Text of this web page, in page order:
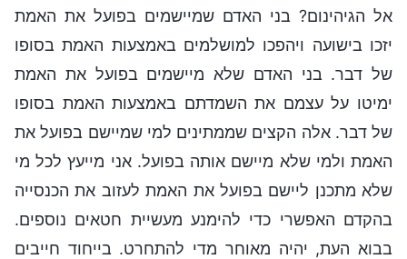
אל הגיהינום? בני האדם שמיישמים בפועל את האמת
יזכו בישועה ויהפכו למושלמים באמצעות האמת בסופו
של דבר. בני האדם שלא מיישמים בפועל את האמת
ימיטו על עצמם את השמדתם באמצעות האמת בסופו
של דבר. אלה הקצים שממתינים למי שמיישם בפועל את
האמת ולמי שלא מיישם אותה בפועל. אני מייעץ לכל מי
שלא מתכנן ליישם בפועל את האמת לעזוב את הכנסייה
בהקדם האפשרי כדי להימנע מעשיית חטאים נוספים.
בבוא העת, יהיה מאוחר מדי להתחרט. בייחוד חייבים